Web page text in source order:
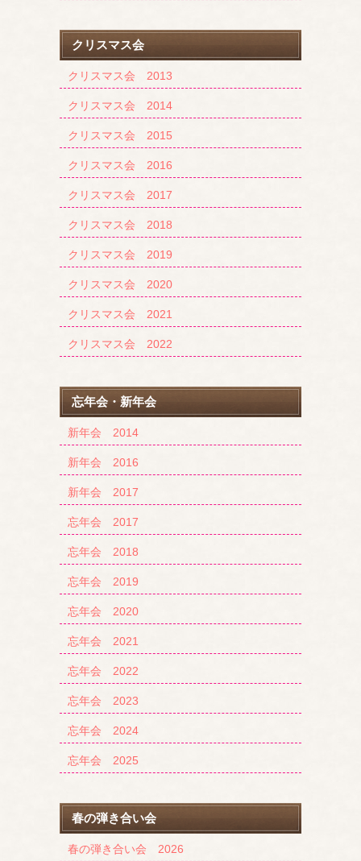
クリスマス会
クリスマス会 2013
クリスマス会 2014
クリスマス会 2015
クリスマス会 2016
クリスマス会 2017
クリスマス会 2018
クリスマス会 2019
クリスマス会 2020
クリスマス会 2021
クリスマス会 2022
忘年会・新年会
新年会 2014
新年会 2016
新年会 2017
忘年会 2017
忘年会 2018
忘年会 2019
忘年会 2020
忘年会 2021
忘年会 2022
忘年会 2023
忘年会 2024
忘年会 2025
春の弾き合い会
春の弾き合い会 2026